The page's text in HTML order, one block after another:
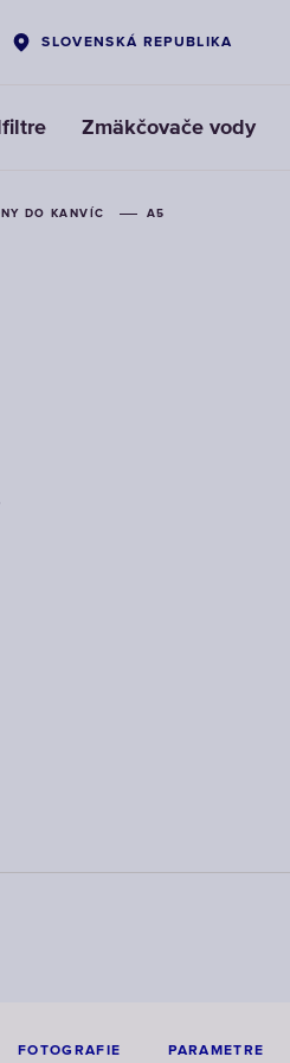
SLOVENSKÁ REPUBLIKA
Zmäkčovače vody
DO KANVÍC A5
DO KANVÍC A5
DO KANVÍC A5
FOTOGRAFIE PARAMETRE